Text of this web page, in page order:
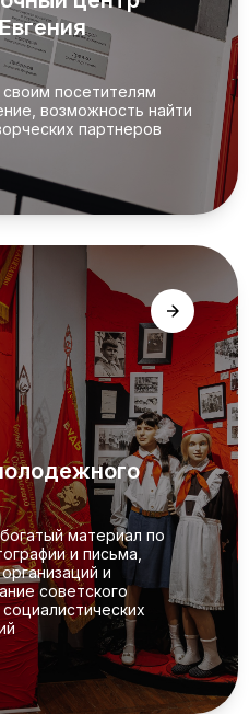
посетителям
возможность найти
партнеров
материал по
и письма,
и
советского